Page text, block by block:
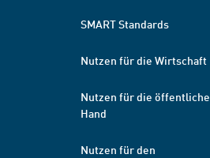
SMART Standards
Nutzen für die Wirtschaft
Nutzen für die öffentliche
Hand
Nutzen für den